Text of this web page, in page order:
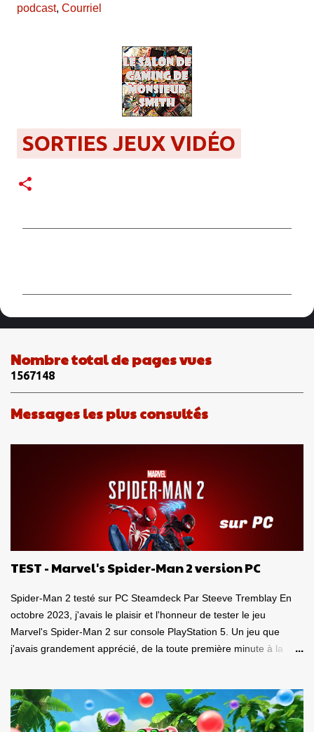
podcast, Courriel
SORTIES JEUX VIDÉO
e
t
i
e
Nombre total de pages vues
1567148
Messages les plus consultés
TEST - Marvel's Spider-Man 2 version PC
Spider-Man 2 testé sur PC Steamdeck Par Steeve Tremblay En
octobre 2023, j'avais le plaisir et l'honneur de tester le jeu
Marvel's Spider-Man 2 sur console PlayStation 5. Un jeu que
j'avais grandement apprécié, de la toute première minute à la
Pour revoir mon test, c'est par ici . Lorsque PlayStation Canada
nous a contacté il y a deux semaines pour faire le test de la